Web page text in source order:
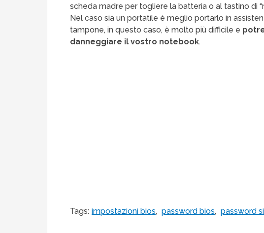
scheda madre per togliere la batteria o al tastino di
Nel caso sia un portatile è meglio portarlo in
tampone, in questo caso, è molto più difficile e
danneggiare il vostro notebook.
Tags: impostazioni bios, password bios, password